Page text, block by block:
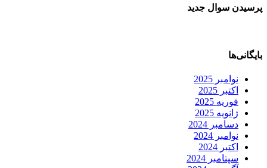
پرسیدن سوال جدید
بایگانی‌ها
نوامبر 2025
اکتبر 2025
فوریه 2025
ژانویه 2025
دسامبر 2024
نوامبر 2024
اکتبر 2024
سپتامبر 2024